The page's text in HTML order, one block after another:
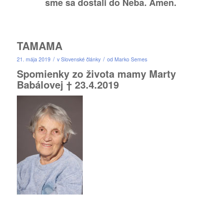
TAMAMA
21. mája 2019 / v Slovenské články / od Marko Semes
Spomienky zo života mamy Marty
Babálovej † 23.4.2019